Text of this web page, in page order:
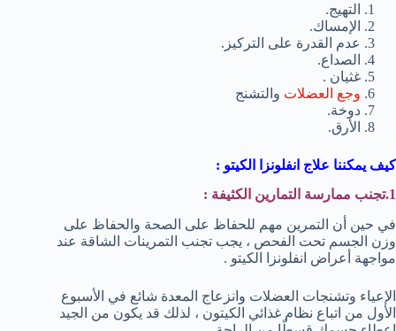
التهيج.
الإمساك.
عدم القدرة على التركيز.
الصداع.
غثيان .
وجع العضلات والتشنج
دوخة.
الأرق.
كيف يمكننا علاج انفلونزا الكيتو :
1.تجنب ممارسة التمارين الكثيفة :
في حين أن التمرين مهم للحفاظ على الصحة والحفاظ على
وزن الجسم تحت الفحص ، يجب تجنب التمرينات الشاقة عند
مواجهة أعراض انفلونزا الكيتو .
الإعياء وتشنجات العضلات وانزعاج المعدة شائع في الأسبوع
الأول من اتباع نظام غذائي الكيتون ، لذلك قد يكون من الجيد